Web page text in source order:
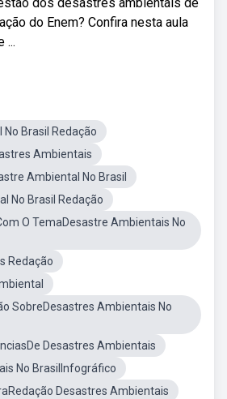
do Enem? Confira nesta aula
...
Brasil Redação
Ambientais
Ambiental No Brasil
No Brasil Redação
O TemaDesastre Ambientais No
Redação
SobreDesastres Ambientais No
Desastres Ambientais
No BrasilInfográfico
Desastres Ambientais